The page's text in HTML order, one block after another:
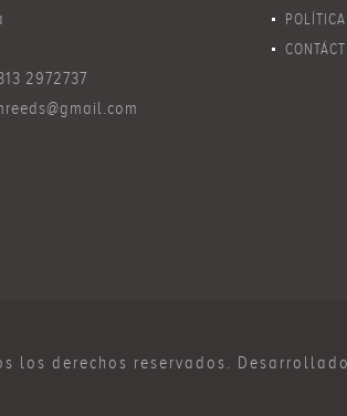
2972737
DE
los derechos reservados.